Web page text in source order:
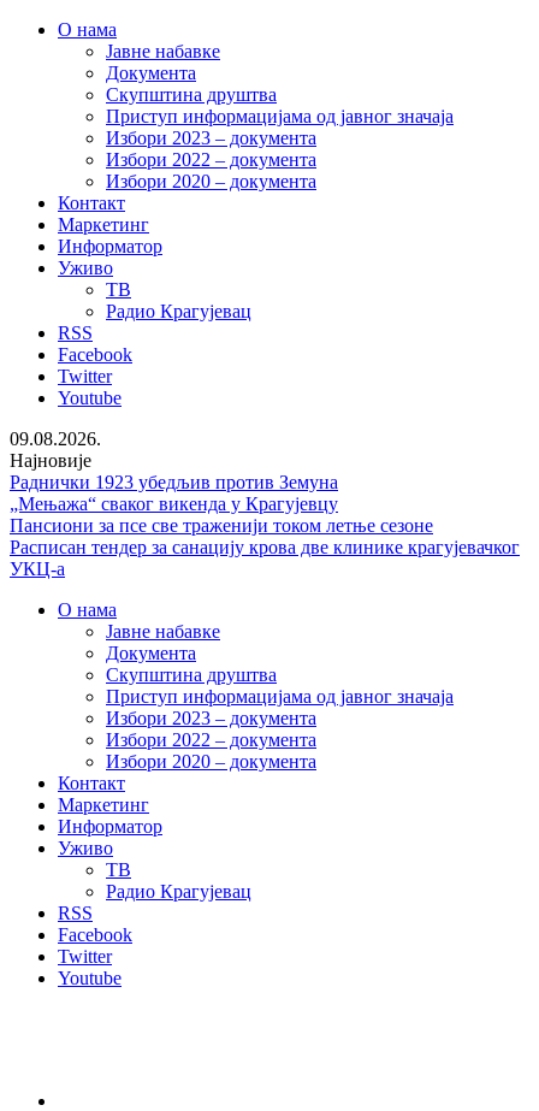
О нама
Јавне набавке
Документа
Скупштина друштва
Приступ информацијама од јавног значаја
Избори 2023 – документа
Избори 2022 – документа
Избори 2020 – документа
Контакт
Маркетинг
Информатор
Уживо
ТВ
Радио Крагујевац
RSS
Facebook
Twitter
Youtube
09.08.2026.
Најновије
Раднички 1923 убедљив против Земуна
„Мењажа“ сваког викенда у Крагујевцу
Пансиони за псе све траженији током летње сезоне
Расписан тендер за санацију крова две клинике крагујевачког
УКЦ-а
О нама
Јавне набавке
Документа
Скупштина друштва
Приступ информацијама од јавног значаја
Избори 2023 – документа
Избори 2022 – документа
Избори 2020 – документа
Контакт
Маркетинг
Информатор
Уживо
ТВ
Радио Крагујевац
RSS
Facebook
Twitter
Youtube